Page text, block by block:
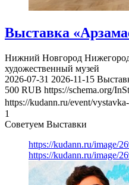
Выставка
Нижний Новгород
художественный музей
2026-07-31 2026-11-15
500 RUB https://schema.org/
https://kudann.ru/event/
1
Советуем Выставки
https://kudann.ru/image/
https://kudann.ru/image/